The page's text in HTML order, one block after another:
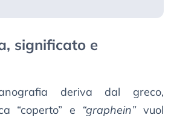
significato e
deriva dal greco,
“coperto” e “graphein”vuol